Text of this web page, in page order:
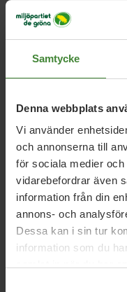
Samtycke
Denna webbplats
Vi använder
och annonserna till
för sociala medier
vidarebefordrar även
information från din
annons- och
Dessa kan i sin tur
information som du
Aktuella
Lidköping, 13 maj 2020
Tänk om